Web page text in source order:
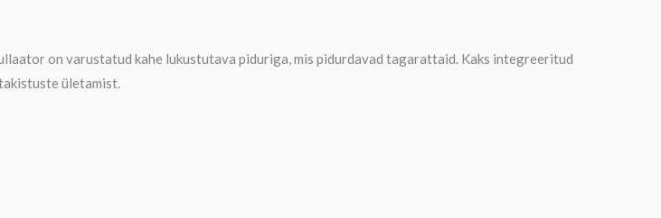
on varustatud kahe lukustutava piduriga, mis pidurdavad tagarattaid. Kaks integreeritud
ületamist.